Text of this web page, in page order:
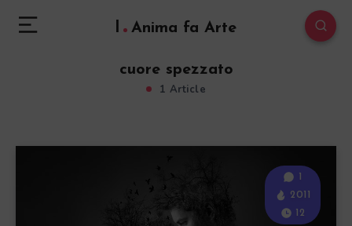
l Anima fa Arte
cuore spezzato
1 Article
1
2011
12